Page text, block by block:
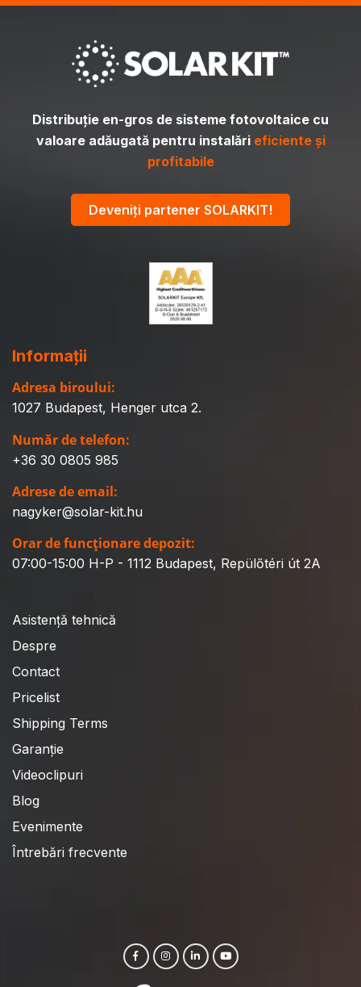
Distribuție en-gros de sisteme fotovoltaice cu
valoare adăugată pentru instalări eficiente și
profitabile
Deveniți partener SOLARKIT!
Informații
Adresa biroului:
1027 Budapest, Henger utca 2.
Număr de telefon:
+36 30 0805 985
Adrese de email:
nagyker@solar-kit.hu
Orar de funcționare depozit:
07:00-15:00 H-P - 1112 Budapest, Repülőtéri út 2A
Asistență tehnică
Despre
Contact
Pricelist
Shipping Terms
Garanție
Videoclipuri
Blog
Evenimente
Întrebări frecvente